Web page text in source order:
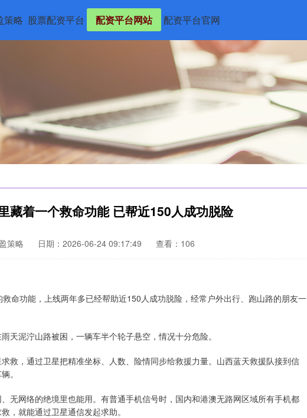
策略 股票配资平台 配资平台网站 配资平台官网
藏着一个救命功能 已帮近150人成功脱险
策略 日期：2026-06-24 09:17:49 查看：106
命功能，上线两年多已经帮助近150人成功脱险，经常户外出行、跑山路的朋友一
天泥泞山路被困，一辆车半个轮子悬空，情况十分危险。
救，通过卫星把精准坐标、人数、险情同步给救援力量。山西蓝天救援队接到信
。
无网络的绝境里也能用。有普通手机信号时，国内和港澳无路网区域所有手机都
，就能通过卫星通信发起求助。